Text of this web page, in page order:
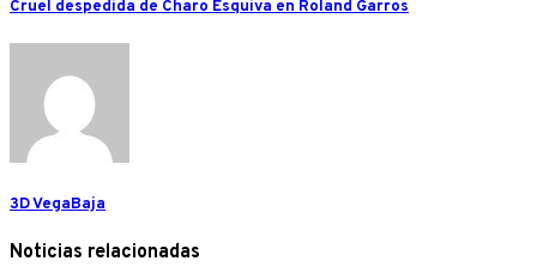
Cruel despedida de Charo Esquiva en Roland Garros
3D VegaBaja
Noticias relacionadas